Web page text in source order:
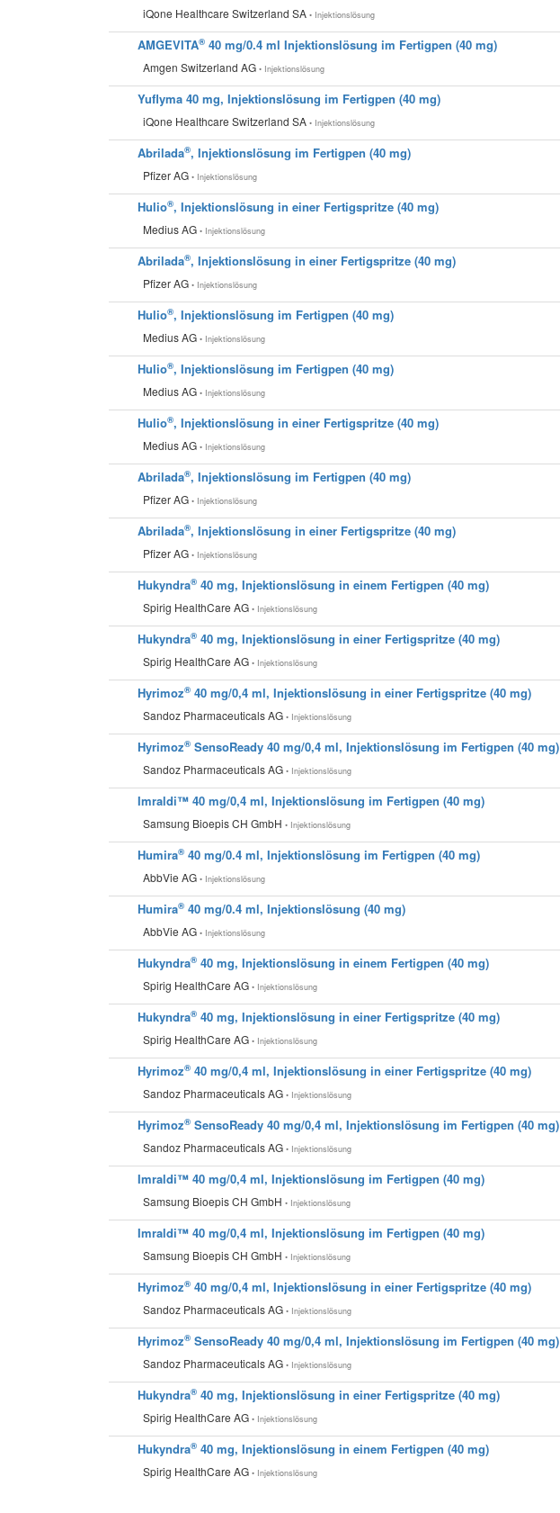
iQone Healthcare Switzerland SA • Injektionslösung
AMGEVITA® 40 mg/0.4 ml Injektionslösung im Fertigpen (40 mg)
Amgen Switzerland AG • Injektionslösung
Yuflyma 40 mg, Injektionslösung im Fertigpen (40 mg)
iQone Healthcare Switzerland SA • Injektionslösung
Abrilada®, Injektionslösung im Fertigpen (40 mg)
Pfizer AG • Injektionslösung
Hulio®, Injektionslösung in einer Fertigspritze (40 mg)
Medius AG • Injektionslösung
Abrilada®, Injektionslösung in einer Fertigspritze (40 mg)
Pfizer AG • Injektionslösung
Hulio®, Injektionslösung im Fertigpen (40 mg)
Medius AG • Injektionslösung
Hulio®, Injektionslösung im Fertigpen (40 mg)
Medius AG • Injektionslösung
Hulio®, Injektionslösung in einer Fertigspritze (40 mg)
Medius AG • Injektionslösung
Abrilada®, Injektionslösung im Fertigpen (40 mg)
Pfizer AG • Injektionslösung
Abrilada®, Injektionslösung in einer Fertigspritze (40 mg)
Pfizer AG • Injektionslösung
Hukyndra® 40 mg, Injektionslösung in einem Fertigpen (40 mg)
Spirig HealthCare AG • Injektionslösung
Hukyndra® 40 mg, Injektionslösung in einer Fertigspritze (40 mg)
Spirig HealthCare AG • Injektionslösung
Hyrimoz® 40 mg/0,4 ml, Injektionslösung in einer Fertigspritze (40 mg)
Sandoz Pharmaceuticals AG • Injektionslösung
Hyrimoz® SensoReady 40 mg/0,4 ml, Injektionslösung im Fertigpen (40 mg)
Sandoz Pharmaceuticals AG • Injektionslösung
Imraldi™ 40 mg/0,4 ml, Injektionslösung im Fertigpen (40 mg)
Samsung Bioepis CH GmbH • Injektionslösung
Humira® 40 mg/0.4 ml, Injektionslösung im Fertigpen (40 mg)
AbbVie AG • Injektionslösung
Humira® 40 mg/0.4 ml, Injektionslösung (40 mg)
AbbVie AG • Injektionslösung
Hukyndra® 40 mg, Injektionslösung in einem Fertigpen (40 mg)
Spirig HealthCare AG • Injektionslösung
Hukyndra® 40 mg, Injektionslösung in einer Fertigspritze (40 mg)
Spirig HealthCare AG • Injektionslösung
Hyrimoz® 40 mg/0,4 ml, Injektionslösung in einer Fertigspritze (40 mg)
Sandoz Pharmaceuticals AG • Injektionslösung
Hyrimoz® SensoReady 40 mg/0,4 ml, Injektionslösung im Fertigpen (40 mg)
Sandoz Pharmaceuticals AG • Injektionslösung
Imraldi™ 40 mg/0,4 ml, Injektionslösung im Fertigpen (40 mg)
Samsung Bioepis CH GmbH • Injektionslösung
Imraldi™ 40 mg/0,4 ml, Injektionslösung im Fertigpen (40 mg)
Samsung Bioepis CH GmbH • Injektionslösung
Hyrimoz® 40 mg/0,4 ml, Injektionslösung in einer Fertigspritze (40 mg)
Sandoz Pharmaceuticals AG • Injektionslösung
Hyrimoz® SensoReady 40 mg/0,4 ml, Injektionslösung im Fertigpen (40 mg)
Sandoz Pharmaceuticals AG • Injektionslösung
Hukyndra® 40 mg, Injektionslösung in einer Fertigspritze (40 mg)
Spirig HealthCare AG • Injektionslösung
Hukyndra® 40 mg, Injektionslösung in einem Fertigpen (40 mg)
Spirig HealthCare AG • Injektionslösung